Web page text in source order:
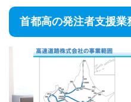
首都高の発注者支援業